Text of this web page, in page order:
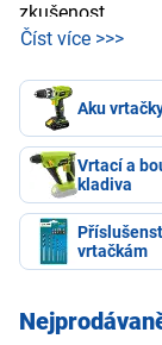
zkušenost.
Číst více >>>
Aku
Vrtací a
kladiva
vrtačkám